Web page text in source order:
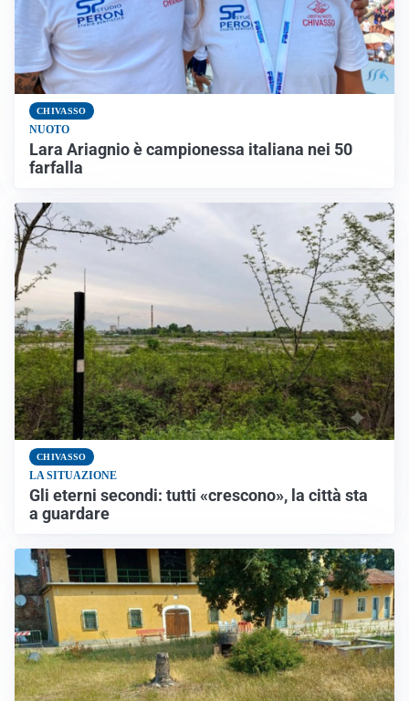
CHIVASSO
NUOTO
Lara Ariagnio è campionessa italiana nei 50
farfalla
CHIVASSO
LA SITUAZIONE
Gli eterni secondi: tutti «crescono», la città sta
a guardare